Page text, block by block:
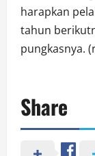
harapkan
tahun
pungkasnya.
Share